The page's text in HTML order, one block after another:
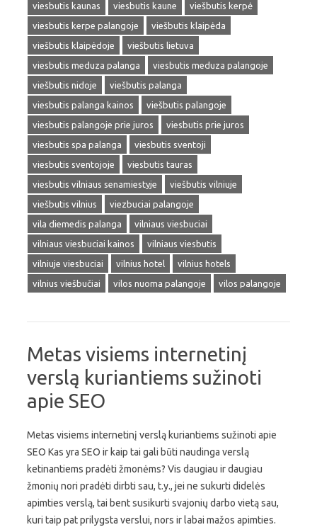
viesbutis kaunas
viesbutis kaune
viešbutis kerpė
viesbutis kerpe palangoje
viešbutis klaipėda
viešbutis klaipėdoje
viešbutis lietuva
viesbutis meduza palanga
viesbutis meduza palangoje
viešbutis nidoje
viešbutis palanga
viesbutis palanga kainos
viešbutis palangoje
viesbutis palangoje prie juros
viesbutis prie juros
viesbutis spa palanga
viesbutis sventoji
viesbutis sventojoje
viesbutis tauras
viesbutis vilniaus senamiestyje
viešbutis vilniuje
viešbutis vilnius
viezbuciai palangoje
vila diemedis palanga
vilniaus viesbuciai
vilniaus viesbuciai kainos
vilniaus viesbutis
vilniuje viesbuciai
vilnius hotel
vilnius hotels
vilnius viešbučiai
vilos nuoma palangoje vilos palangoje
Metas visiems internetinį
verslą kuriantiems sužinoti
apie SEO
Metas visiems internetinį verslą kuriantiems sužinoti apie
SEO Kas yra SEO ir kaip tai gali būti naudinga verslą
ketinantiems pradėti žmonėms? Vis daugiau ir daugiau
žmonių nori pradėti dirbti sau, t.y., jei ne sukurti didelės
apimties verslą, tai bent susikurti svajonių darbo vietą sau,
kuri taip pat prilygsta verslui, nors ir labai mažos apimties.